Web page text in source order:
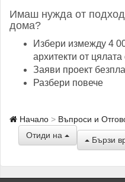
Имаш нужда от
дома?
Избери измежду 4
архитекти от цялата
Заяви проект
Разбери повече
Начало Въпроси и
Отиди на
Бързи